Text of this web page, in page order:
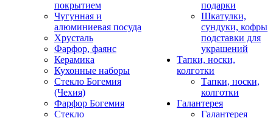
покрытием
Чугунная и
алюминиевая посуда
Хрусталь
Фарфор, фаянс
Керамика
Кухонные наборы
Стекло Богемия
(Чехия)
Фарфор Богемия
Стекло
подарки
Шкатулки,
сундуки, кофры
подставки для
украшений
Тапки, носки,
колготки
Тапки, носки,
колготки
Галантерея
Галантерея